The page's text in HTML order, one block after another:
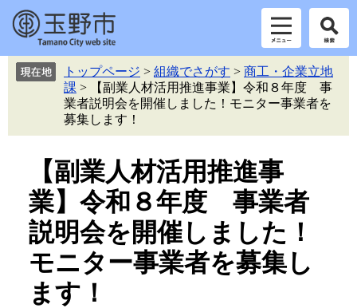
トップページ > 組織でさがす > 商工・企業立地
課 >
【副業人材活用推進事業】令和８年度 事
業者説明会を開催しました！モニター事業者を
募集します！
【副業人材活用推進事
業】令和８年度 事業者
説明会を開催しました！
モニター事業者を募集し
ます！